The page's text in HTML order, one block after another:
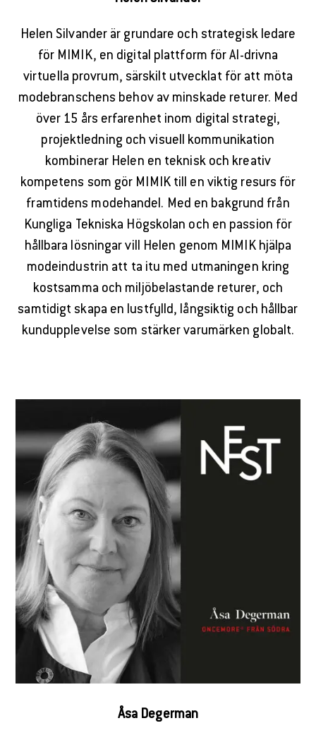
Helen Silvander är grundare och strategisk ledare
för MIMIK, en digital plattform för AI-drivna
virtuella provrum, särskilt utvecklat för att möta
modebranschens behov av minskade returer. Med
över 15 års erfarenhet inom digital strategi,
projektledning och visuell kommunikation
kombinerar Helen en teknisk och kreativ
kompetens som gör MIMIK till en viktig resurs för
framtidens modehandel. Med en bakgrund från
Kungliga Tekniska Högskolan och en passion för
hållbara lösningar vill Helen genom MIMIK hjälpa
modeindustrin att ta itu med utmaningen kring
kostsamma och miljöbelastande returer, och
samtidigt skapa en lustfylld, långsiktig och hållbar
kundupplevelse som stärker varumärken globalt.
Åsa Degerman